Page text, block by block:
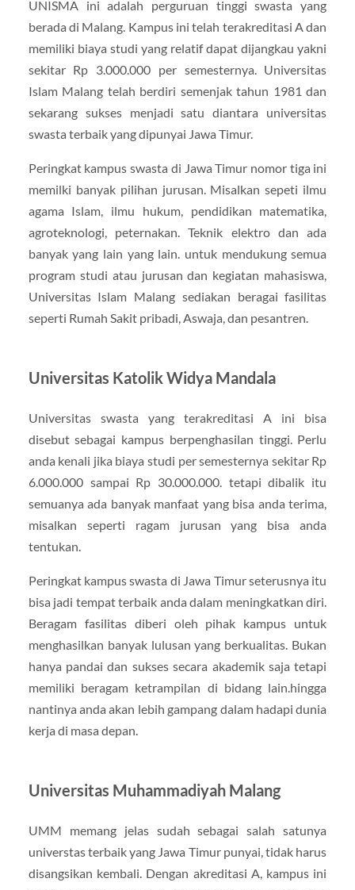
UNISMA ini adalah perguruan tinggi swasta yang
berada di Malang. Kampus ini telah terakreditasi A dan
memiliki biaya studi yang relatif dapat dijangkau yakni
sekitar Rp 3.000.000 per semesternya. Universitas
Islam Malang telah berdiri semenjak tahun 1981 dan
sekarang sukses menjadi satu diantara universitas
swasta terbaik yang dipunyai Jawa Timur.
Peringkat kampus swasta di Jawa Timur nomor tiga ini
memilki banyak pilihan jurusan. Misalkan sepeti ilmu
agama Islam, ilmu hukum, pendidikan matematika,
agroteknologi, peternakan. Teknik elektro dan ada
banyak yang lain yang lain. untuk mendukung semua
program studi atau jurusan dan kegiatan mahasiswa,
Universitas Islam Malang sediakan beragai fasilitas
seperti Rumah Sakit pribadi, Aswaja, dan pesantren.
Universitas Katolik Widya Mandala
Universitas swasta yang terakreditasi A ini bisa
disebut sebagai kampus berpenghasilan tinggi. Perlu
anda kenali jika biaya studi per semesternya sekitar Rp
6.000.000 sampai Rp 30.000.000. tetapi dibalik itu
semuanya ada banyak manfaat yang bisa anda terima,
misalkan seperti ragam jurusan yang bisa anda
tentukan.
Peringkat kampus swasta di Jawa Timur seterusnya itu
bisa jadi tempat terbaik anda dalam meningkatkan diri.
Beragam fasilitas diberi oleh pihak kampus untuk
menghasilkan banyak lulusan yang berkualitas. Bukan
hanya pandai dan sukses secara akademik saja tetapi
memiliki beragam ketrampilan di bidang lain.hingga
nantinya anda akan lebih gampang dalam hadapi dunia
kerja di masa depan.
Universitas Muhammadiyah Malang
UMM memang jelas sudah sebagai salah satunya
universtas terbaik yang Jawa Timur punyai, tidak harus
disangsikan kembali. Dengan akreditasi A, kampus ini